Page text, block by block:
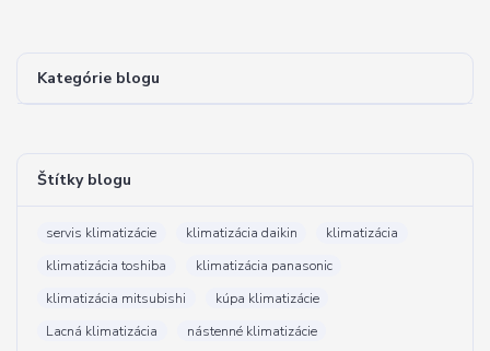
Kategórie blogu
Štítky blogu
servis klimatizácie klimatizácia daikin
klimatizácia
klimatizácia toshiba
klimatizácia panasonic
klimatizácia mitsubishi
kúpa klimatizácie
Lacná klimatizácia
nástenné klimatizácie